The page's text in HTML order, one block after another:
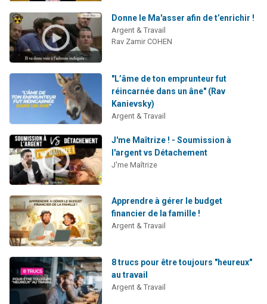
Donne le Ma'asser afin de t’enrichir !
Argent & Travail
Rav Zamir COHEN
"L’âme de ton emprunteur fut
réincarnée dans un âne" (Rav
Kanievsky)
Argent & Travail
J'me Maîtrize ! - Soumission à
l'argent vs Détachement
J'me Maîtrize
Apprendre à gérer le budget
financier de la famille !
Argent & Travail
8 trucs pour être toujours "heureux"
au travail
Argent & Travail